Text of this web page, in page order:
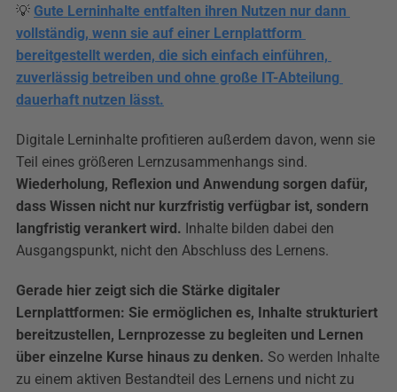
💡 Gute Lerninhalte entfalten ihren Nutzen nur dann
vollständig, wenn sie auf einer Lernplattform
bereitgestellt werden, die sich einfach einführen,
zuverlässig betreiben und ohne große IT-Abteilung
dauerhaft nutzen lässt.
Digitale Lerninhalte profitieren außerdem davon, wenn sie
Wiederholung, Reflexion und Anwendung sorgen dafür,
dass Wissen nicht nur kurzfristig verfügbar ist, sondern
langfristig verankert wird. Inhalte bilden dabei den
Ausgangspunkt, nicht den Abschluss des Lernens.
Gerade hier zeigt sich die Stärke digitaler
Lernplattformen: Sie ermöglichen es, Inhalte strukturiert
bereitzustellen, Lernprozesse zu begleiten und Lernen
über einzelne Kurse hinaus zu denken. So werden Inhalte
zu einem aktiven Bestandteil des Lernens und nicht zu